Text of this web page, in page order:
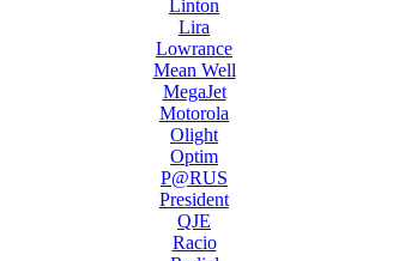
Linton
Lira
Lowrance
Mean Well
MegaJet
Motorola
Olight
Optim
P@RUS
President
QJE
Racio